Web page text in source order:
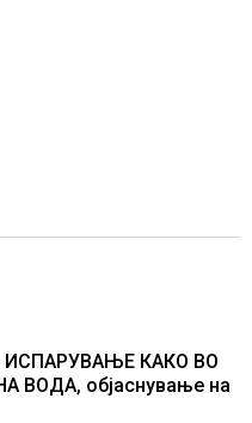
КАКО ВО
ВОДА, објаснување на